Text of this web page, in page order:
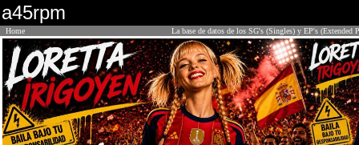
a45rpm
Home La base de datos de los SG's (Singles) y EP's (Extended